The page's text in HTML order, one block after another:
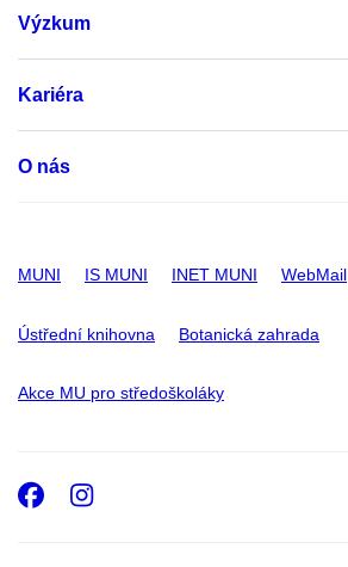
Výzkum
Kariéra
O nás
MUNI IS MUNI INET MUNI WebMail
Ústřední knihovna Botanická zahrada
Akce MU pro středoškoláky
Facebook
Instagram